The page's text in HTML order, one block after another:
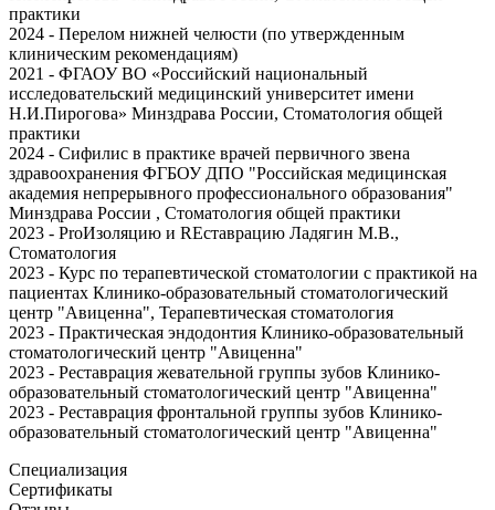
практики
2024 - Перелом нижней челюсти (по утвержденным
клиническим рекомендациям)
2021 - ФГАОУ ВО «Российский национальный
исследовательский медицинский университет имени
Н.И.Пирогова» Минздрава России, Стоматология общей
практики
2024 - Сифилис в практике врачей первичного звена
здравоохранения ФГБОУ ДПО "Российская медицинская
академия непрерывного профессионального образования"
Минздрава России , Стоматология общей практики
2023 - ProИзоляцию и REставрацию Ладягин М.В.,
Стоматология
2023 - Курс по терапевтической стоматологии с практикой на
пациентах Клинико-образовательный стоматологический
центр "Авиценна", Терапевтическая стоматология
2023 - Практическая эндодонтия Клинико-образовательный
стоматологический центр "Авиценна"
2023 - Реставрация жевательной группы зубов Клинико-
образовательный стоматологический центр "Авиценна"
2023 - Реставрация фронтальной группы зубов Клинико-
образовательный стоматологический центр "Авиценна"
Специализация
Сертификаты